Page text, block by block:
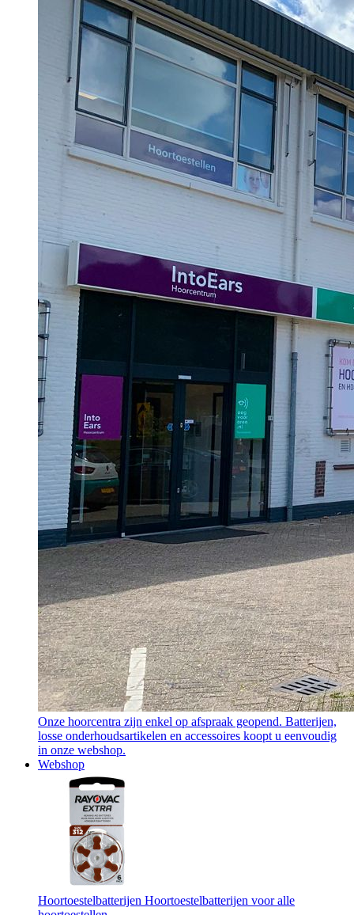
Onze hoorcentra zijn enkel op afspraak geopend. Batterijen,
losse onderhoudsartikelen en accessoires koopt u eenvoudig
in onze webshop.
Webshop
Hoortoestelbatterijen Hoortoestelbatterijen voor alle